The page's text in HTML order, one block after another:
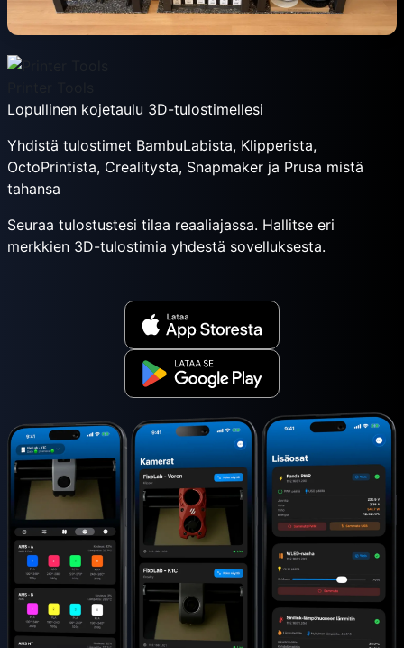
Lopullinen kojetaulu 3D-tulostimellesi
Yhdistä tulostimet BambuLabista, Klipperista,
OctoPrintista, Crealitysta, Snapmaker ja Prusa mistä
tahansa
Seuraa tulostustesi tilaa reaaliajassa. Hallitse eri
merkkien 3D-tulostimia yhdestä sovelluksesta.